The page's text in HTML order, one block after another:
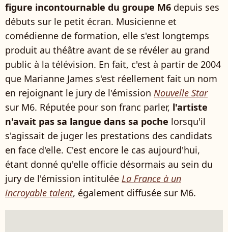
figure incontournable du groupe M6 depuis ses
débuts sur le petit écran. Musicienne et
comédienne de formation, elle s'est longtemps
produit au théâtre avant de se révéler au grand
public à la télévision. En fait, c'est à partir de 2004
que Marianne James s'est réellement fait un nom
en rejoignant le jury de l'émission Nouvelle Star
sur M6. Réputée pour son franc parler, l'artiste
n'avait pas sa langue dans sa poche lorsqu'il
s'agissait de juger les prestations des candidats
en face d'elle. C'est encore le cas aujourd'hui,
étant donné qu'elle officie désormais au sein du
jury de l'émission intitulée La France à un
incroyable talent, également diffusée sur M6.